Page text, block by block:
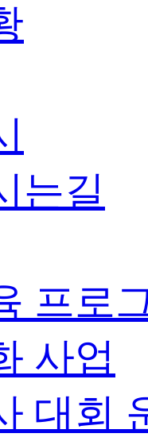
는길
프로
사업
대회